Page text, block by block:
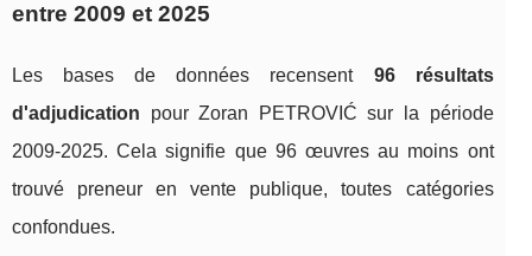
entre 2009 et 2025
Les bases de données recensent 96 résultats
d'adjudication pour Zoran PETROVIĆ sur la période
2009‑2025. Cela signifie que 96 œuvres au moins ont
trouvé preneur en vente publique, toutes catégories
confondues.